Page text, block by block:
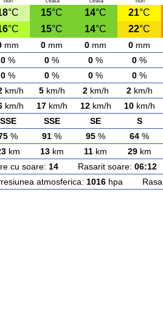
°C 15°C 14°C 21°C
°C 15°C 14°C 22°C
mm 0 mm 0 mm 0 mm
0 % 0 % 0 % 0 %
0 % 0 % 0 % 0 %
km/h 5km/h 2km/h 2km/h
km/h 17km/h 12km/h 10km/h
SSE SSE SE S
% 91 % 95 % 64 %
km 13km 11 km 29km
cu soare: 14Rasarit soare: 06:12
atmosferica: 1016hpa